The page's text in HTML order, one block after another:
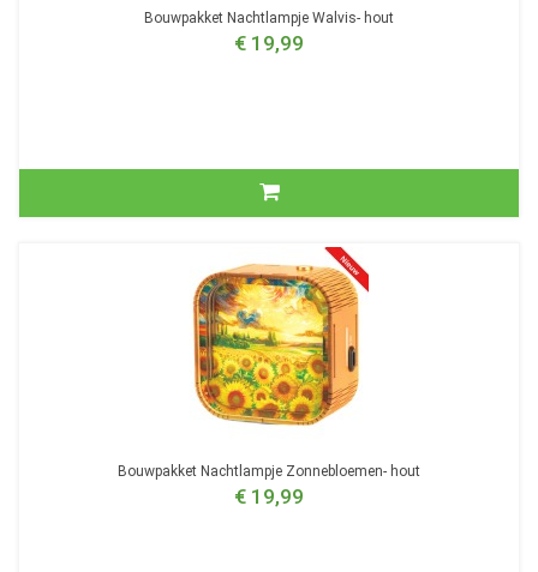
Bouwpakket Nachtlampje Walvis- hout
€ 19,99
Bouwpakket Nachtlampje Zonnebloemen- hout
€ 19,99